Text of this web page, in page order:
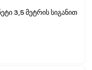
3,5 მეტრის სიგანით